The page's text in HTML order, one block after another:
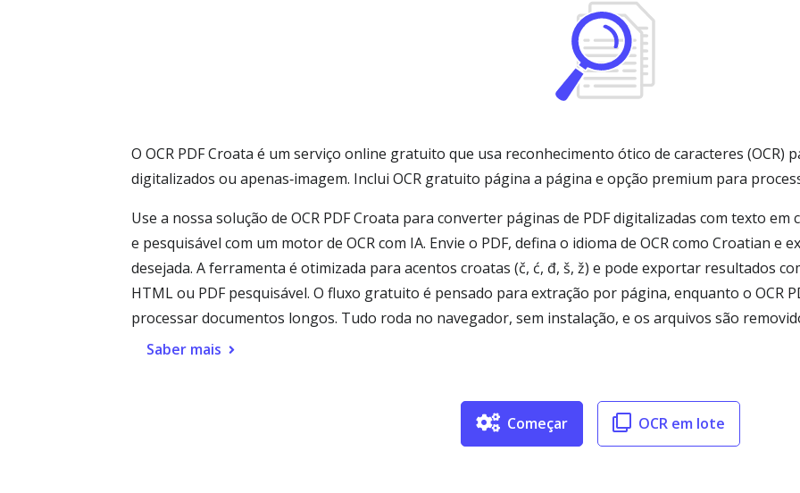
O OCR PDF Croata é um serviço online gratuito que usa reconhecimento ótico de caracteres (OCR)
digitalizados ou apenas‑imagem. Inclui OCR gratuito página a página e opção premium para
Use a nossa solução de OCR PDF Croata para converter páginas de PDF digitalizadas com texto
e pesquisável com um motor de OCR com IA. Envie o PDF, defina o idioma de OCR como Croatian e
desejada. A ferramenta é otimizada para acentos croatas (č, ć, đ, š, ž) e pode exportar resultados
HTML ou PDF pesquisável. O fluxo gratuito é pensado para extração por página, enquanto o OCR
processar documentos longos. Tudo roda no navegador, sem instalação, e os arquivos são
Saber mais
Começar OCR em lote